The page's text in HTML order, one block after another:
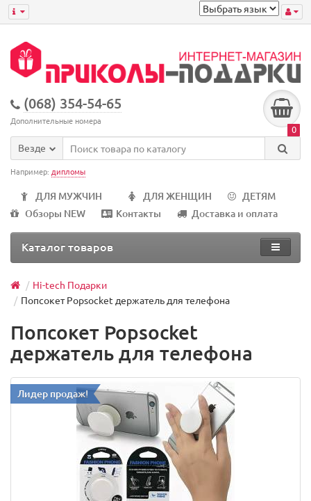
(068) 354-54-65
Дополнительные номера
0
Везде
Например: дипломы
ДЛЯ МУЖЧИН ДЛЯ ЖЕНЩИН
ДЕТЯМ
Обзоры NEW
Контакты Доставка и оплата
Каталог товаров
Hi-tech Подарки
Попсокет Popsocket держатель для телефона
Попсокет Popsocket
держатель для телефона
Лидер продаж!